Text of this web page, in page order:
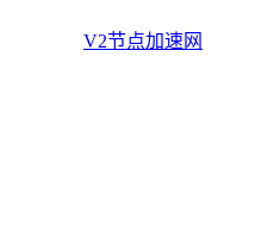
V2节点加速网